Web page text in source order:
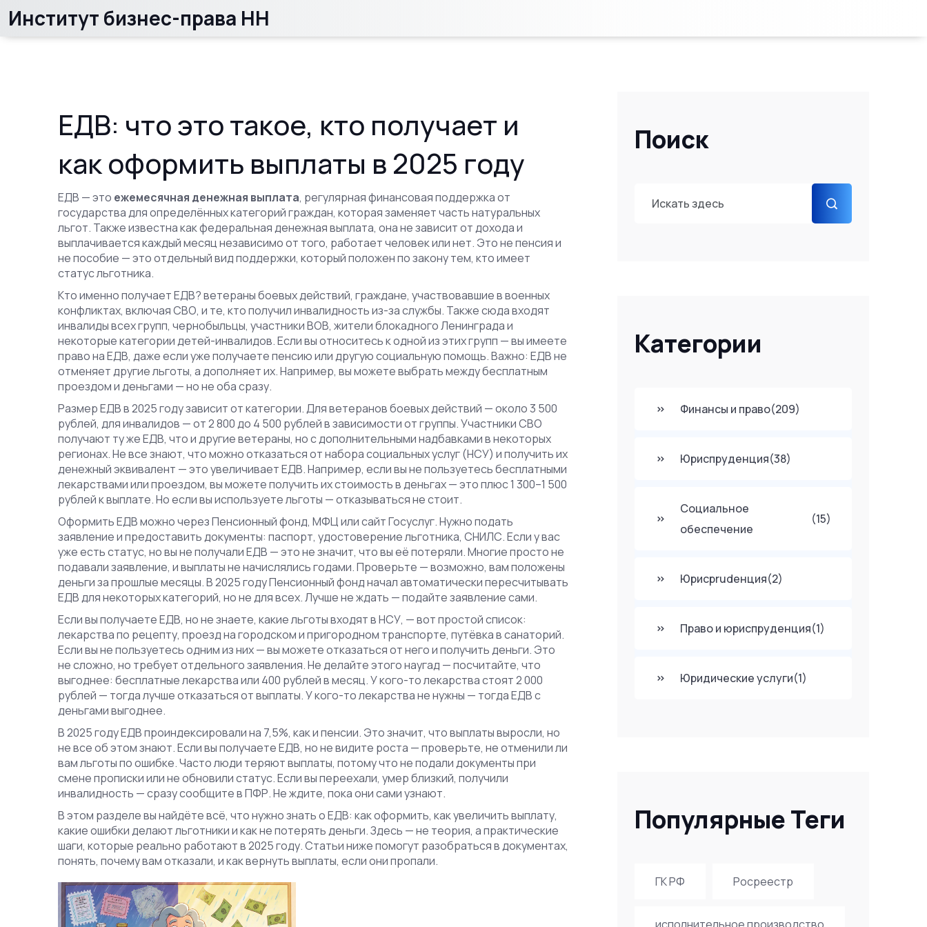
Институт бизнес-права НН
Поиск
Категории
Финансы и право(209)
Юриспруденция(38)
Социальное
обеспечение
(15)
Юрисprudенция(2)
Право и юриспруденция(1)
Юридические услуги(1)
Популярные Теги
ГК РФ Росреестр
ЕДВ: что это такое, кто получает и
как оформить выплаты в 2025 году
ЕДВ — это ежемесячная денежная выплата, регулярная финансовая поддержка от
государства для определённых категорий граждан, которая заменяет часть натуральных
льгот. Также известна какфедеральная денежная выплата, она не зависит от дохода и
выплачивается каждый месяц независимо от того, работает человек или нет. Это не пенсия и
не пособие — это отдельный вид поддержки, который положен по закону тем, кто имеет
статус льготника.
Кто именно получает ЕДВ?ветераны боевых действий,граждане, участвовавшие в военных
конфликтах, включая СВО, и те, кто получил инвалидность из-за службы. Также сюда входят
инвалиды всех групп,чернобыльцы, участники ВОВ, жители блокадного Ленинграда и
некоторые категории детей-инвалидов. Если вы относитесь к одной из этих групп — вы имеете
право на ЕДВ, даже если уже получаете пенсию или другую социальную помощь. Важно: ЕДВ не
отменяет другие льготы, а дополняет их. Например, вы можете выбрать между бесплатным
проездом и деньгами — но не оба сразу.
Размер ЕДВ в 2025 году зависит от категории. Для ветеранов боевых действий — около 3 500
рублей, для инвалидов — от 2 800 до 4 500 рублей в зависимости от группы. Участники СВО
получают ту же ЕДВ, что и другие ветераны, но с дополнительными надбавками в некоторых
регионах. Не все знают, что можно отказаться от набора социальных услуг (НСУ) и получить их
денежный эквивалент — это увеличивает ЕДВ. Например, если вы не пользуетесь бесплатными
лекарствами или проездом, вы можете получить их стоимость в деньгах — это плюс 1 300–1 500
рублей к выплате. Но если вы используете льготы — отказываться не стоит.
Оформить ЕДВ можно через Пенсионный фонд, МФЦ или сайт Госуслуг. Нужно подать
заявление и предоставить документы: паспорт, удостоверение льготника, СНИЛС. Если у вас
уже есть статус, но вы не получали ЕДВ — это не значит, что вы её потеряли. Многие просто не
подавали заявление, и выплаты не начислялись годами. Проверьте — возможно, вам положены
деньги за прошлые месяцы. В 2025 году Пенсионный фонд начал автоматически пересчитывать
ЕДВ для некоторых категорий, но не для всех. Лучше не ждать — подайте заявление сами.
Если вы получаете ЕДВ, но не знаете, какие льготы входят в НСУ, — вот простой список:
лекарства по рецепту, проезд на городском и пригородном транспорте, путёвка в санаторий.
Если вы не пользуетесь одним из них — вы можете отказаться от него и получить деньги. Это
не сложно, но требует отдельного заявления. Не делайте этого наугад — посчитайте, что
выгоднее: бесплатные лекарства или 400 рублей в месяц. У кого-то лекарства стоят 2 000
рублей — тогда лучше отказаться от выплаты. У кого-то лекарства не нужны — тогда ЕДВ с
деньгами выгоднее.
В 2025 году ЕДВ проиндексировали на 7,5%, как и пенсии. Это значит, что выплаты выросли, но
не все об этом знают. Если вы получаете ЕДВ, но не видите роста — проверьте, не отменили ли
вам льготы по ошибке. Часто люди теряют выплаты, потому что не подали документы при
смене прописки или не обновили статус. Если вы переехали, умер близкий, получили
инвалидность — сразу сообщите в ПФР. Не ждите, пока они сами узнают.
В этом разделе вы найдёте всё, что нужно знать о ЕДВ: как оформить, как увеличить выплату,
какие ошибки делают льготники и как не потерять деньги. Здесь — не теория, а практические
шаги, которые реально работают в 2025 году. Статьи ниже помогут разобраться в документах,
понять, почему вам отказали, и как вернуть выплаты, если они пропали.